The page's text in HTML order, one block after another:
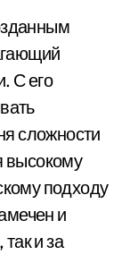
С его
сложности
высокому
подходу
и
и за